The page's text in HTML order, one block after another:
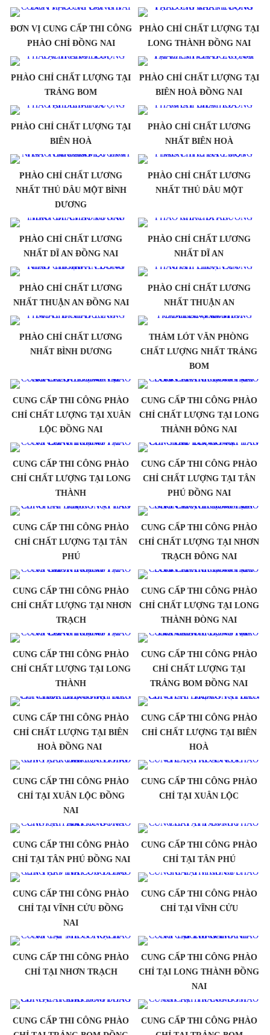
ĐƠN VỊ CUNG CẤP THI CÔNG
PHÀO CHỈ ĐỒNG NAI
PHÀO CHỈ CHẤT LƯỢNG TẠI
LONG THÀNH ĐỒNG NAI
PHÀO CHỈ CHẤT LƯỢNG TẠI
TRẢNG BOM
PHÀO CHỈ CHẤT LƯỢNG TẠI
BIÊN HOÀ ĐỒNG NAI
PHÀO CHỈ CHẤT LƯỢNG TẠI
BIÊN HOÀ
PHÀO CHỈ CHẤT LƯƠNG
NHẤT BIÊN HOÀ
PHÀO CHỈ CHẤT LƯƠNG
NHẤT THỦ DÂU MỘT BÌNH
DƯƠNG
PHÀO CHỈ CHẤT LƯƠNG
NHẤT THỦ DÂU MỘT
PHÀO CHỈ CHẤT LƯƠNG
NHẤT DĨ AN ĐỒNG NAI
PHÀO CHỈ CHẤT LƯƠNG
NHẤT DĨ AN
PHÀO CHỈ CHẤT LƯƠNG
NHẤT THUẬN AN ĐỒNG NAI
PHÀO CHỈ CHẤT LƯƠNG
NHẤT THUẬN AN
PHÀO CHỈ CHẤT LƯƠNG
NHẤT BÌNH DƯƠNG
THẢM LÓT VĂN PHÒNG
CHẤT LƯỢNG NHẤT TRẢNG
BOM
CUNG CẤP THI CÔNG PHÀO
CHỈ CHẤT LƯỢNG TẠI XUÂN
LỘC ĐỒNG NAI
CUNG CẤP THI CÔNG PHÀO
CHỈ CHẤT LƯỢNG TẠI LONG
THÀNH ĐÔNG NAI
CUNG CẤP THI CÔNG PHÀO
CHỈ CHẤT LƯỢNG TẠI LONG
THÀNH
CUNG CẤP THI CÔNG PHÀO
CHỈ CHẤT LƯỢNG TẠI TÂN
PHÚ ĐỒNG NAI
CUNG CẤP THI CÔNG PHÀO
CHỈ CHẤT LƯỢNG TẠI TÂN
PHÚ
CUNG CẤP THI CÔNG PHÀO
CHỈ CHẤT LƯỢNG TẠI NHƠN
TRẠCH ĐÔNG NAI
CUNG CẤP THI CÔNG PHÀO
CHỈ CHẤT LƯỢNG TẠI NHƠN
TRẠCH
CUNG CẤP THI CÔNG PHÀO
CHỈ CHẤT LƯỢNG TẠI LONG
THÀNH ĐÒNG NAI
CUNG CẤP THI CÔNG PHÀO
CHỈ CHẤT LƯỢNG TẠI LONG
THÀNH
CUNG CẤP THI CÔNG PHÀO
CHỈ CHẤT LƯỢNG TẠI
TRẢNG BOM ĐỒNG NAI
CUNG CẤP THI CÔNG PHÀO
CHỈ CHẤT LƯỢNG TẠI BIÊN
HOÀ ĐỒNG NAI
CUNG CẤP THI CÔNG PHÀO
CHỈ CHẤT LƯỢNG TẠI BIÊN
HOÀ
CUNG CẤP THI CÔNG PHÀO
CHỈ TẠI XUÂN LỘC ĐỒNG
NAI
CUNG CẤP THI CÔNG PHÀO
CHỈ TẠI XUÂN LỘC
CUNG CẤP THI CÔNG PHÀO
CHỈ TẠI TÂN PHÚ ĐỒNG NAI
CUNG CẤP THI CÔNG PHÀO
CHỈ TẠI TÂN PHÚ
CUNG CẤP THI CÔNG PHÀO
CHỈ TẠI VĨNH CỬU ĐỒNG
NAI
CUNG CẤP THI CÔNG PHÀO
CHỈ TẠI VĨNH CỬU
CUNG CẤP THI CÔNG PHÀO
CHỈ TẠI NHƠN TRẠCH
CUNG CẤP THI CÔNG PHÀO
CHỈ TẠI LONG THÀNH ĐỒNG
NAI
CUNG CẤP THI CÔNG PHÀO
CUNG CẤP THI CÔNG PHÀO